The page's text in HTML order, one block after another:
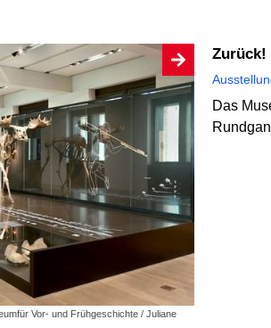
Vor- und Frühgeschichte / Juliane
Das